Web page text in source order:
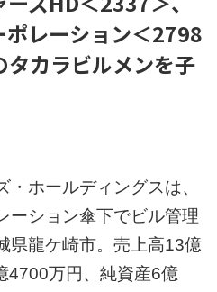
レーション＜2798
カラビルメンを子
ホールディングスは、
ーション傘下でビル管理
県龍ケ崎市。売上高13億
4700万円、純資産6億